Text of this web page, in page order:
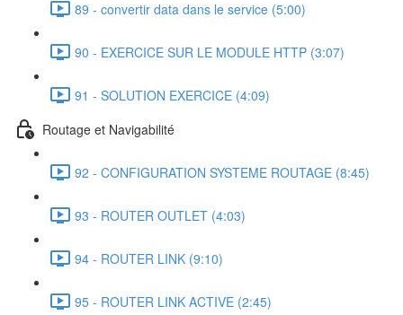
89 - convertir data dans le service (5:00)
90 - EXERCICE SUR LE MODULE HTTP (3:07)
91 - SOLUTION EXERCICE (4:09)
Routage et Navigabilité
92 - CONFIGURATION SYSTEME ROUTAGE (8:45)
93 - ROUTER OUTLET (4:03)
94 - ROUTER LINK (9:10)
95 - ROUTER LINK ACTIVE (2:45)